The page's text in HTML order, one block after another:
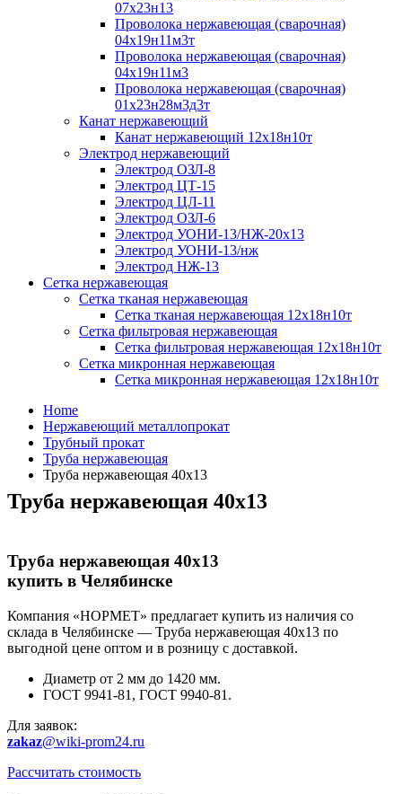
07х23н13
Проволока нержавеющая (сварочная)
04х19н11м3т
Проволока нержавеющая (сварочная)
04х19н11м3
Проволока нержавеющая (сварочная)
01х23н28м3д3т
Канат нержавеющий
Канат нержавеющий 12х18н10т
Электрод нержавеющий
Электрод ОЗЛ-8
Электрод ЦТ-15
Электрод ЦЛ-11
Электрод ОЗЛ-6
Электрод УОНИ-13/НЖ-20х13
Электрод УОНИ-13/нж
Электрод НЖ-13
Сетка нержавеющая
Сетка тканая нержавеющая
Сетка тканая нержавеющая 12х18н10т
Сетка фильтровая нержавеющая
Сетка фильтровая нержавеющая 12х18н10т
Сетка микронная нержавеющая
Сетка микронная нержавеющая 12х18н10т
Home
Нержавеющий металлопрокат
Трубный прокат
Труба нержавеющая
Труба нержавеющая 40х13
Труба нержавеющая 40х13
Труба нержавеющая 40х13
купить в Челябинске
Компания «НОРМЕТ» предлагает купить из наличия со
склада в Челябинске — Труба нержавеющая 40х13 по
выгодной цене оптом и в розницу с доставкой.
Диаметр от 2 мм до 1420 мм.
ГОСТ 9941-81, ГОСТ 9940-81.
Для заявок:
zakaz@wiki-prom24.ru
Рассчитать стоимость